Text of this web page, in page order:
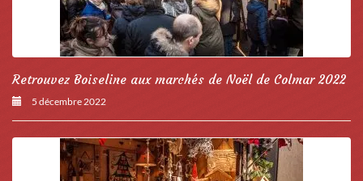
Retrouvez Boiseline aux marchés de Noël de Colmar 2022
5 décembre 2022